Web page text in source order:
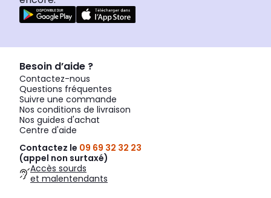
Besoin d’aide ?
Contactez-nous
Questions fréquentes
Suivre une commande
Nos conditions de livraison
Nos guides d'achat
Centre d'aide
Contactez le 09 69 32 32 23
(appel non surtaxé)
Accès sourds
et malentendants